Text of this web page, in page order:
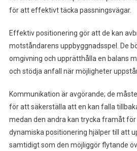
för att effektivt täcka passningsvägar.
Effektiv positionering gör att de kan
motståndarens uppbyggnadsspel. De
omgivning och upprätthålla en balans
och stödja anfall när möjligheter
Kommunikation är avgörande; de
för att säkerställa att en kan falla
medan den andra kan trycka framåt
dynamiska positionering hjälper till att
samtidigt som den möjliggör flytande